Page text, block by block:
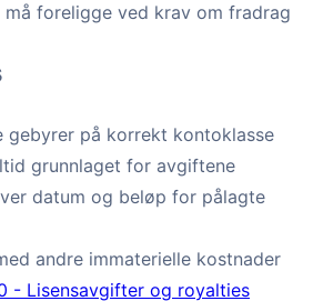
må foreligge ved krav om fradrag
gebyrer på korrekt kontoklasse
grunnlaget for avgiftene
datum og beløp for pålagte
andre immaterielle kostnader
- Lisensavgifter og royalties